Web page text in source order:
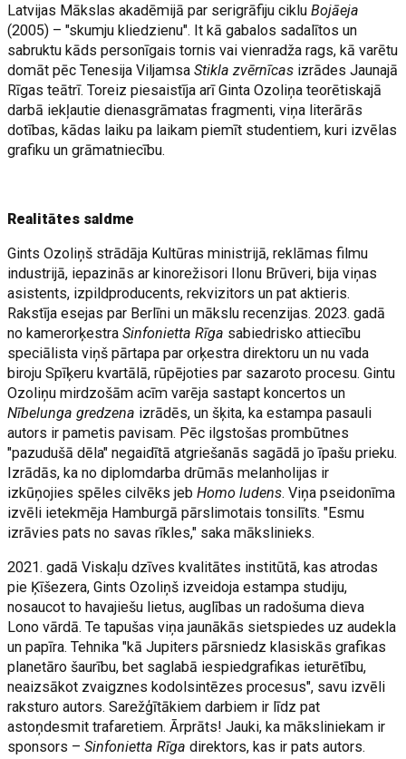
Latvijas Mākslas akadēmijā par serigrāfiju cikluBojāeja
(2005) – "skumju kliedzienu". It kā gabalos sadalītos un
sabruktu kāds personīgais tornis vai vienradža rags, kā varētu
domāt pēc Tenesija ViljamsaStikla zvērnīcas izrādes Jaunajā
Rīgas teātrī. Toreiz piesaistīja arī Ginta Ozoliņa teorētiskajā
darbā iekļautie dienasgrāmatas fragmenti, viņa literārās
dotības, kādas laiku pa laikam piemīt studentiem, kuri izvēlas
grafiku un grāmatniecību.
Realitātes saldme
Gints Ozoliņš strādāja Kultūras ministrijā, reklāmas filmu
industrijā, iepazinās ar kinorežisori Ilonu Brūveri, bija viņas
asistents, izpildproducents, rekvizitors un pat aktieris.
Rakstīja esejas par Berlīni un mākslu recenzijas. 2023. gadā
no kamerorķestraSinfonietta Rīga sabiedrisko attiecību
speciālista viņš pārtapa par orķestra direktoru un nu vada
biroju Spīķeru kvartālā, rūpējoties par sazaroto procesu. Gintu
Ozoliņu mirdzošām acīm varēja sastapt koncertos un
Nībelunga gredzena izrādēs, un šķita, ka estampa pasauli
autors ir pametis pavisam. Pēc ilgstošas prombūtnes
"pazudušā dēla" negaidītā atgriešanās sagādā jo īpašu prieku.
Izrādās, ka no diplomdarba drūmās melanholijas ir
izkūņojies spēles cilvēks jebHomo ludens. Viņa pseidonīma
izvēli ietekmēja Hamburgā pārslimotais tonsilīts. "Esmu
izrāvies pats no savas rīkles," saka mākslinieks.
2021. gadā Viskaļu dzīves kvalitātes institūtā, kas atrodas
pie Ķīšezera, Gints Ozoliņš izveidoja estampa studiju,
nosaucot to havajiešu lietus, auglības un radošuma dieva
Lono vārdā. Te tapušas viņa jaunākās sietspiedes uz audekla
un papīra. Tehnika "kā Jupiters pārsniedz klasiskās grafikas
planetāro šaurību, bet saglabā iespiedgrafikas ieturētību,
neaizsākot zvaigznes kodolsintēzes procesus", savu izvēli
raksturo autors. Sarežģītākiem darbiem ir līdz pat
astoņdesmit trafaretiem. Ārprāts! Jauki, ka māksliniekam ir
sponsors –Sinfonietta Rīga direktors, kas ir pats autors.